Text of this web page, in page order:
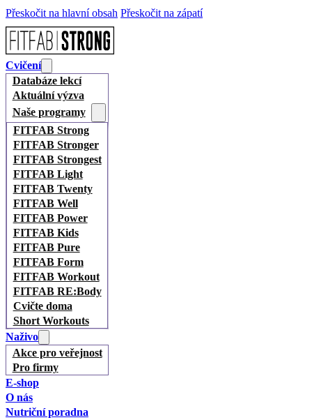
Přeskočit na hlavní obsah Přeskočit na zápatí
Cvičení
Databáze lekcí
Aktuální výzva
Naše programy
FITFAB Strong
FITFAB Stronger
FITFAB Strongest
FITFAB Light
FITFAB Twenty
FITFAB Well
FITFAB Power
FITFAB Kids
FITFAB Pure
FITFAB Form
FITFAB Workout
FITFAB RE:Body
Cvičte doma
Short Workouts
Naživo
Akce pro veřejnost
Pro firmy
E-shop
O nás
Nutriční poradna